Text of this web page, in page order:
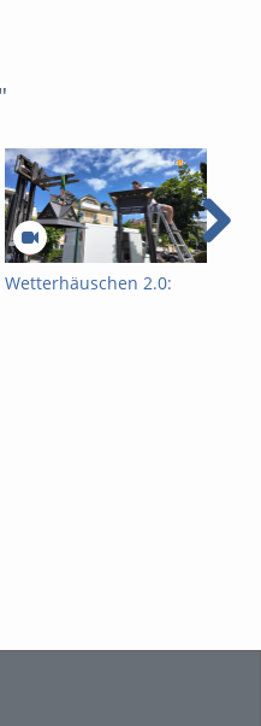
Wetterhäuschen 2.0: